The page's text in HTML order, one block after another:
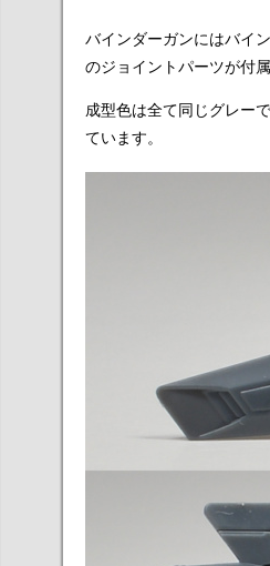
バインダーガンにはバイ
のジョイントパーツが付
成型色は全て同じグレー
ています。